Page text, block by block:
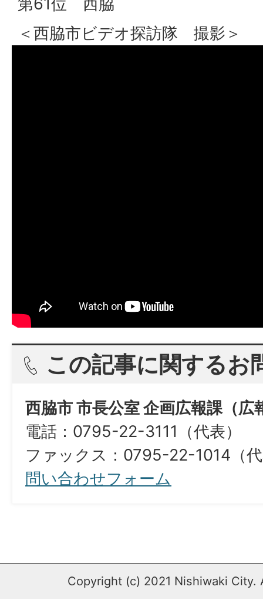
＜西脇市ビデオ探訪隊 撮影＞
この記事に関するお
西脇市 市長公室 企画広報課（広
電話：0795-22-3111（代表）
ファックス：0795-22-1014（
問い合わせフォーム
Copyright (c) 2021 Nishiwaki City.